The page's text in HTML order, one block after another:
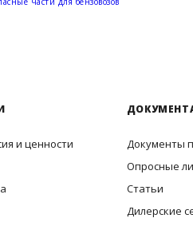
и ценности
Документы
Опросные
Статьи
Дилерские